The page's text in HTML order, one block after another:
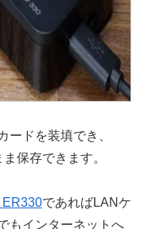
ードを装填でき、
保存できます。
ER330であればLANケ
もインターネットへ